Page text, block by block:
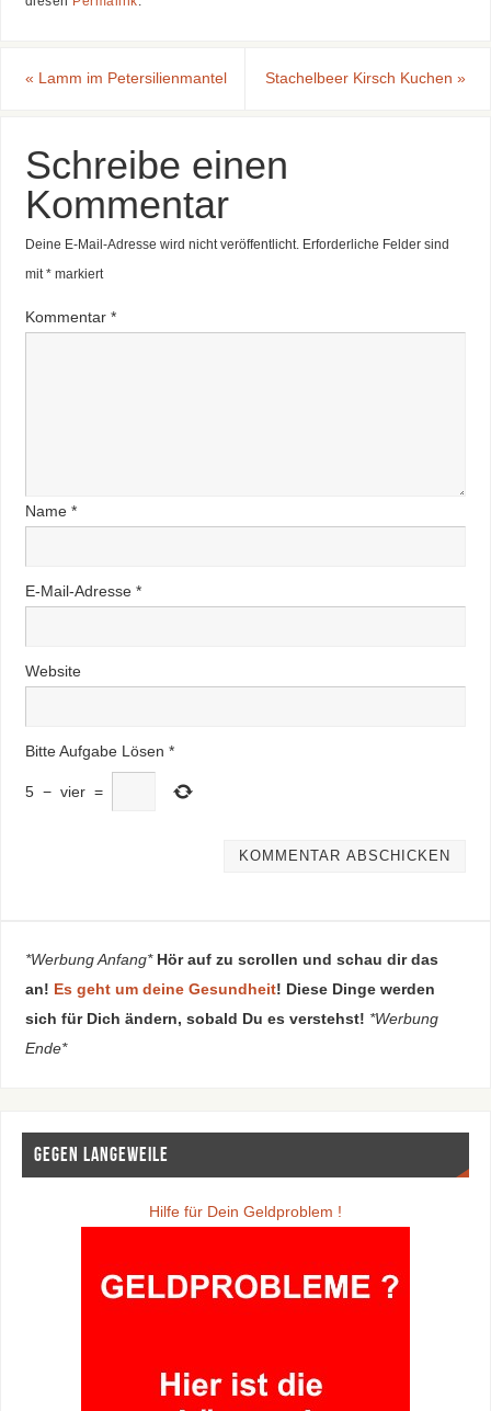
« Lamm im Petersilienmantel Stachelbeer Kirsch Kuchen»
Schreibe einen
Kommentar
Deine E-Mail-Adresse wird nicht veröffentlicht. Erforderliche Felder sind
mit*markiert
Kommentar *
Name *
E-Mail-Adresse *
Website
Bitte Aufgabe Lösen *
5 − vier =
*Werbung Anfang* Hör auf zu scrollen und schau dir das
an! Es geht um deine Gesundheit! Diese Dinge werden
sich für Dich ändern, sobald Du es verstehst! *Werbung
Ende*
Gegen Langeweile
Hilfe für Dein Geldproblem !